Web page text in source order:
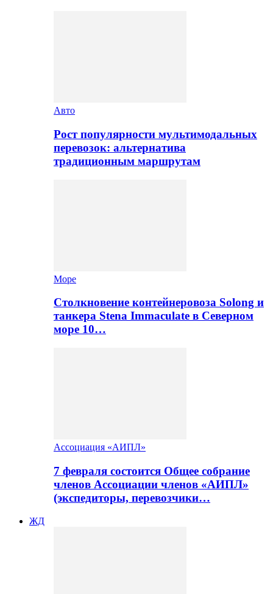
Авто
Рост популярности мультимодальных
перевозок: альтернатива
традиционным маршрутам
Море
Столкновение контейнеровоза Solong и
танкера Stena Immaculate в Северном
море 10…
Ассоциация «АИПЛ»
7 февраля состоится Общее собрание
членов Ассоциации членов «АИПЛ»
(экспедиторы, перевозчики…
ЖД